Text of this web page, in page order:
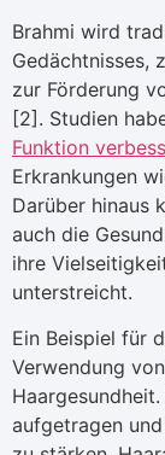
Brahmi wird
Gedächtnisses,
zur Förderung
[2]. Studien
Funktion
Erkrankungen
Darüber hinaus
auch die
ihre
unterstreicht.
Ein Beispiel für
Verwendung
aufgetragen